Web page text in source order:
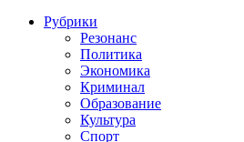
Рубрики
Резонанс
Политика
Экономика
Криминал
Образование
Культура
Спорт